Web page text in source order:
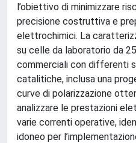
l’obiettivo di minimizzare
precisione costruttiva e
elettrochimici. La
su celle da laboratorio da
commerciali con differenti
catalitiche, inclusa una
curve di polarizzazione
analizzare le prestazioni
varie correnti operative,
idoneo per